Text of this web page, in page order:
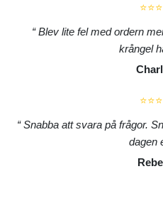
Blev lite fel med ordern
krångel
Snabba att svara på frågor.
dagen